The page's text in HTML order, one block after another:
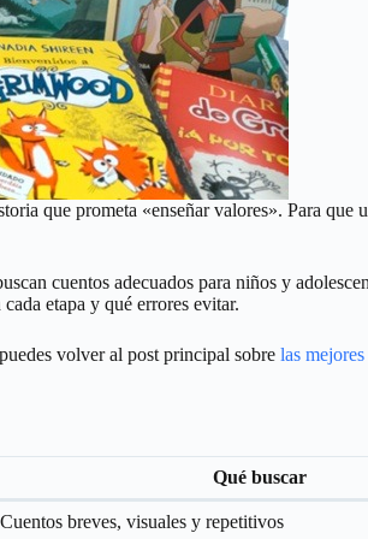
que prometa «enseñar valores». Para que
cuentos adecuados para niños y
etapa y qué errores evitar.
volver al post principal sobre las
Qué buscar
Cuentos breves, visuales y repetitivos